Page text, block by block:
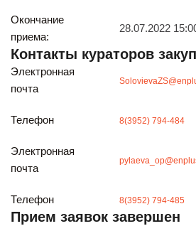
Подписаться
Окончание
приема:
28.07.2022
Контакты кураторов
Электронная
почта
Телефон 8(3952) 794-484
Электронная
почта
Телефон 8(3952) 794-485
Прием заявок завершен